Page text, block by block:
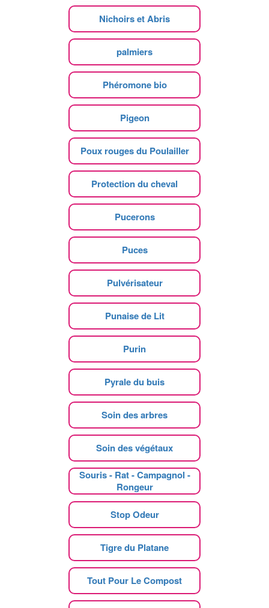
Nichoirs et Abris
palmiers
Phéromone bio
Pigeon
Poux rouges du Poulailler
Protection du cheval
Pucerons
Puces
Pulvérisateur
Punaise de Lit
Purin
Pyrale du buis
Soin des arbres
Soin des végétaux
Souris - Rat - Campagnol -
Rongeur
Stop Odeur
Tigre du Platane
Tout Pour Le Compost